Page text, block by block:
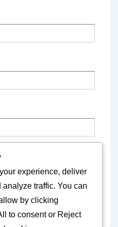
and website in this
comment.
experience, deliver
traffic. You can
by clicking
to consent or Reject